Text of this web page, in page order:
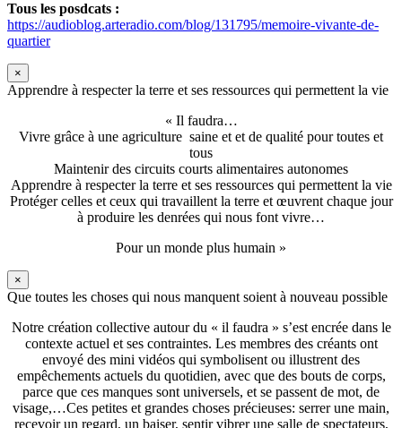
Tous les posdcats :
https://audioblog.arteradio.com/blog/131795/memoire-vivante-de-
quartier
×
Apprendre à respecter la terre et ses ressources qui permettent la vie
« Il faudra…
Vivre grâce à une agriculture saine et et de qualité pour toutes et
tous
Maintenir des circuits courts alimentaires autonomes
Apprendre à respecter la terre et ses ressources qui permettent la vie
Protéger celles et ceux qui travaillent la terre et œuvrent chaque jour
à produire les denrées qui nous font vivre…
Pour un monde plus humain »
×
Que toutes les choses qui nous manquent soient à nouveau possible
Notre création collective autour du « il faudra » s’est encrée dans le
contexte actuel et ses contraintes. Les membres des créants ont
envoyé des mini vidéos qui symbolisent ou illustrent des
empêchements actuels du quotidien, avec que des bouts de corps,
parce que ces manques sont universels, et se passent de mot, de
visage,…Ces petites et grandes choses précieuses: serrer une main,
recevoir un regard, un baiser, sentir vibrer une salle de spectateurs,